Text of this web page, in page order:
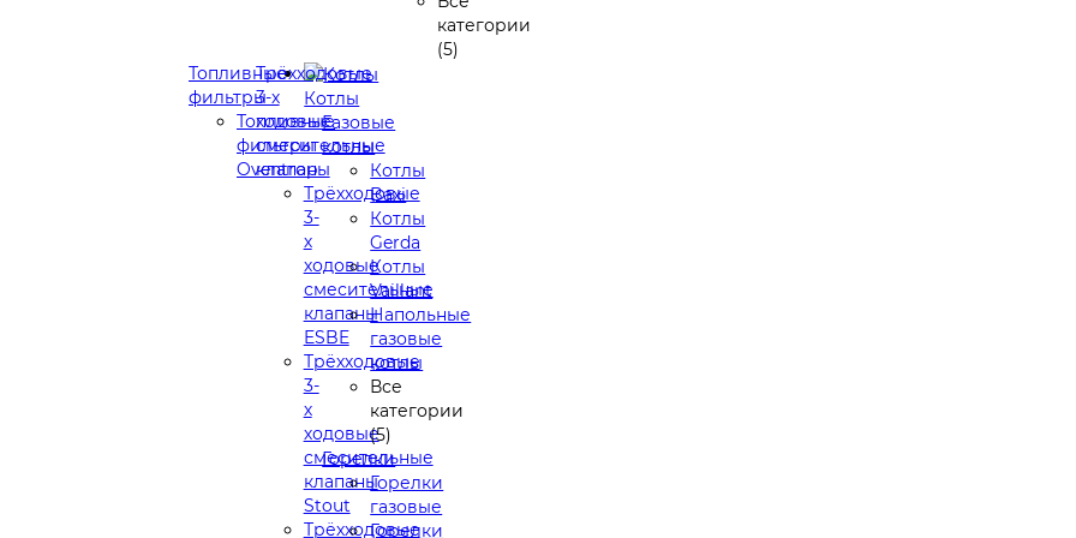
категории
(5)
Топливные
фильтры
Топливные
фильтры
Oventrop
Трёхходовые
3-х
ходовые
смесительные
клапаны
Трёхходовые
3-
х
ходовые
смесительные
клапаны
ESBE
Трёхходовые
3-
х
ходовые
смесительные
клапаны
Stout
Трёхходовые
Котлы
Газовые
котлы
Котлы
Baxi
Котлы
Gerda
Котлы
Vaillant
Напольные
газовые
котлы
Все
категории
(5)
Горелки
Горелки
газовые
Горелки